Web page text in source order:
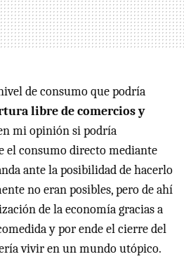
de consumo que podría
libre de comercios y
mi opinión si podría
el consumo directo mediante
ante la posibilidad de hacerlo
no eran posibles, pero de ahí
de la economía gracias a
y por ende el cierre del
vivir en un mundo utópico.